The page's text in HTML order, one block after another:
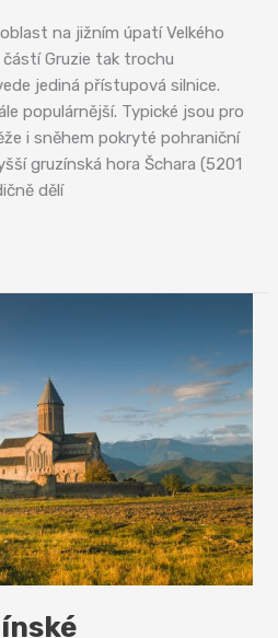
na jižním úpatí Velkého
Gruzie tak trochu
jediná přístupová silnice.
populárnější. Typické jsou pro
i sněhem pokryté pohraniční
gruzínská hora Šchara (5201
dělí